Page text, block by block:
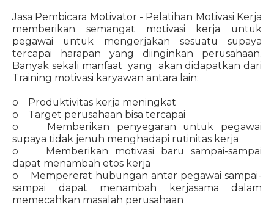
Jasa Pembicara Motivator - Pelatihan Motivasi Kerja
memberikan semangat motivasi kerja untuk
pegawai untuk mengerjakan sesuatu supaya
tercapai harapan yang diinginkan perusahaan.
Banyak sekali manfaat yang akan didapatkan dari
Training motivasi karyawan antara lain:
o Produktivitas kerja meningkat
o Target perusahaan bisa tercapai
o Memberikan penyegaran untuk pegawai
supaya tidak jenuh menghadapi rutinitas kerja
o Memberikan motivasi baru sampai-sampai
dapat menambah etos kerja
o Mempererat hubungan antar pegawai sampai-
sampai dapat menambah kerjasama dalam
memecahkan masalah perusahaan